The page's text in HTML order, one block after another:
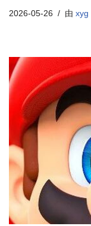
2026-05-26 由 xyg